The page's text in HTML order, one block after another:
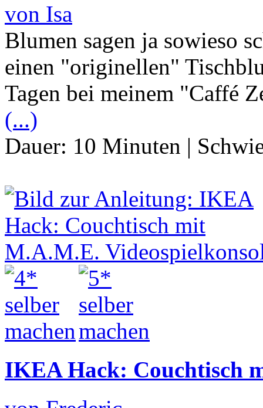
von Isa
Blumen sagen ja sowieso
einen "originellen"
Tagen bei meinem "Caffé
(...)
Dauer: 10 Minuten |
IKEA Hack: Couchtisch